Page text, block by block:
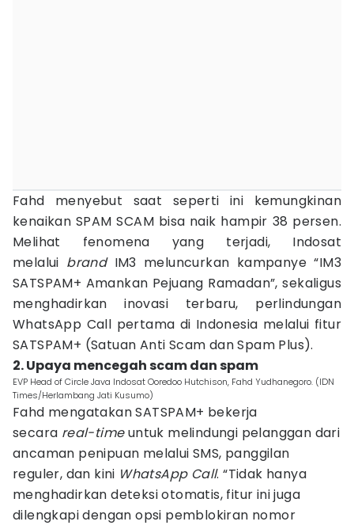
Fahd menyebut saat seperti ini kemungkinan
kenaikan SPAM SCAM bisa naik hampir 38 persen.
Melihat fenomena yang terjadi, Indosat
melalui brand IM3 meluncurkan kampanye “IM3
SATSPAM+ Amankan Pejuang Ramadan”, sekaligus
menghadirkan inovasi terbaru, perlindungan
WhatsApp Call pertama di Indonesia melalui fitur
SATSPAM+ (Satuan Anti Scam dan Spam Plus).
2. Upaya mencegah scam dan spam
EVP Head of Circle Java Indosat Ooredoo Hutchison, Fahd Yudhanegoro. (IDN
Times/Herlambang Jati Kusumo)
Fahd mengatakan SATSPAM+ bekerja
secara real-timeuntuk melindungi pelanggan dari
ancaman penipuan melalui SMS, panggilan
reguler, dan kini WhatsApp Call. “Tidak hanya
menghadirkan deteksi otomatis, fitur ini juga
dilengkapi dengan opsi pemblokiran nomor